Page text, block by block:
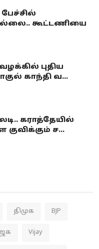
கூட்டணியை
புதிய
காந்தி வ...
கராத்தேயில்
குவிக்கும் ச...
திமுக BJP
Vijay